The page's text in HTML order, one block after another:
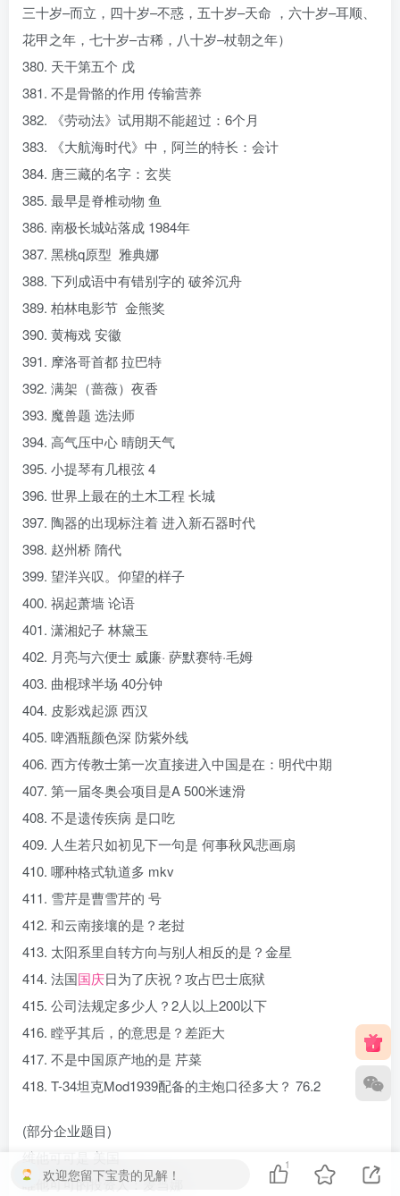
三十岁–而立，四十岁–不惑，五十岁–天命 ，六十岁–耳顺、
花甲之年，七十岁–古稀，八十岁–杖朝之年）
380. 天干第五个 戊
381. 不是骨骼的作用 传输营养
382. 《劳动法》 试用期不能超过：6个月
383. 《大航海时代》中，阿兰的特长：会计
384. 唐三藏的名字：玄奘
385. 最早是脊椎动物 鱼
386. 南极长城站落成 1984年
387. 黑桃q原型 雅典娜
388. 下列成语中有错别字的 破斧沉舟
389. 柏林电影节 金熊奖
390. 黄梅戏 安徽
391. 摩洛哥首都 拉巴特
392. 满架（蔷薇）夜香
393. 魔兽题 选法师
394. 高气压中心 晴朗天气
395. 小提琴有几根弦 4
396. 世界上最在的土木工程 长城
397. 陶器的出现标注着 进入新石器时代
398. 赵州桥 隋代
399. 望洋兴叹。仰望的样子
400. 祸起萧墙 论语
401. 潇湘妃子 林黛玉
402. 月亮与六便士 威廉· 萨默赛特·毛姆
403. 曲棍球半场 40分钟
404. 皮影戏起源 西汉
405. 啤酒瓶颜色深 防紫外线
406. 西方传教士第一次直接进入中国是在：明代中期
407. 第一届冬奥会项目是A 500米速滑
408. 不是遗传疾病 是口吃
409. 人生若只如初见下一句是 何事秋风悲画扇
410. 哪种格式轨道多 mkv
411. 雪芹是曹雪芹的 号
412. 和云南接壤的是？老挝
413. 太阳系里自转方向与别人相反的是？金星
414. 法国国庆日为了庆祝？攻占巴士底狱
415. 公司法规定多少人？2人以上200以下
416. 瞠乎其后，的意思是？差距大
417. 不是中国原产地的是 芹菜
418. T-34坦克Mod1939配备的主炮口径多大？ 76.2
(部分企业题目)
维他可可是 美国
唯他可可的投资人：麦当娜
欢迎您留下宝贵的见解！
1